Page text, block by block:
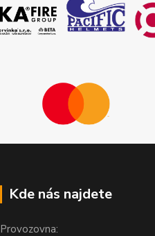
Kde nás najdete
Provozovna: